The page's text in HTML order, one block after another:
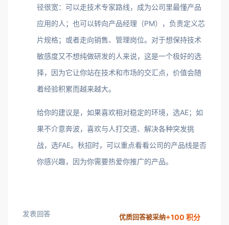
径很宽：可以走技术专家路线，成为公司里最懂产品
应用的人；也可以转向产品经理（PM），负责定义芯
片规格；或者走向销售、管理岗位。对于想保持技术
敏感度又不想纯做研发的人来说，这是一个极好的选
择，因为它让你站在技术和市场的交汇点，价值会随
着经验积累而越来越大。
给你的建议是，如果喜欢相对稳定的环境，选AE；如
果不介意奔波，喜欢与人打交道、解决各种突发挑
战，选FAE。秋招时，可以重点看看公司的产品线是否
你感兴趣，因为你需要热爱你推广的产品。
发表回答 优质回答被采纳+100 积分